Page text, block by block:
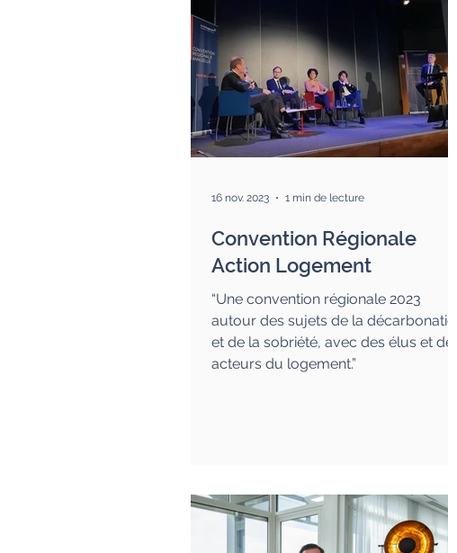
Convention Régionale
Action Logement
“Une convention régionale 2023
autour des sujets de la décarbonation
et de la sobriété, avec des élus et des
acteurs du logement.”
16 nov. 2023 1 min de lecture